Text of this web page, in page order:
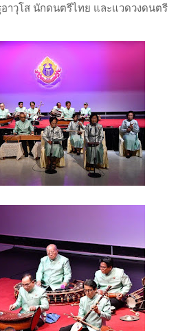
าวุโส นักดนตรีไทย และแวดวงดนตรี